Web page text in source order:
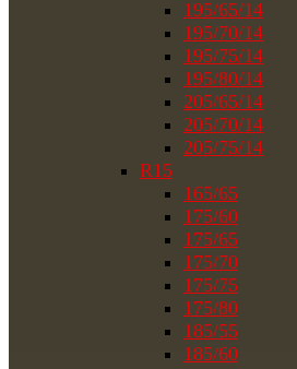
195/65/14
195/70/14
195/75/14
195/80/14
205/65/14
205/70/14
205/75/14
R15
165/65
175/60
175/65
175/70
175/75
175/80
185/55
185/60